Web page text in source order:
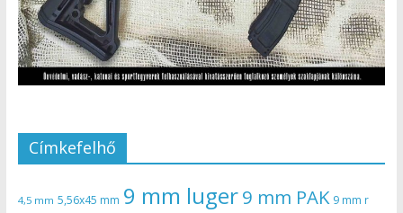
Címkefelhő
4,5 mm 5,56x45 mm 9 mm luger9 mm PAK 9 mm r